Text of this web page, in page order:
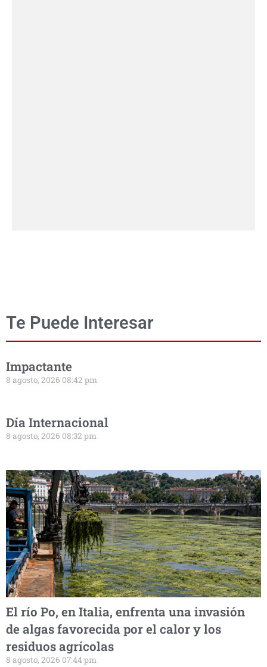
Te Puede Interesar
Impactante
8 agosto, 2026 08:42 pm
Día Internacional
8 agosto, 2026 08:32 pm
El río Po, en Italia, enfrenta una invasión
de algas favorecida por el calor y los
residuos agrícolas
8 agosto, 2026 07:44 pm